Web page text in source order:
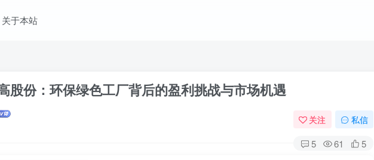
关于本站
股份：环保绿色工厂背后的盈利挑战与市场机遇
关注 私信
5 61 5